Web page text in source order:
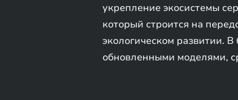
укрепление экосистемы
который строится на
экологическом развитии.
обновленными моделями,